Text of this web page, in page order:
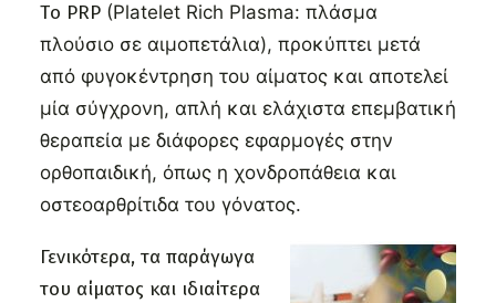
Tο PRP (Platelet Rich Plasma: πλάσμα
πλούσιο σε αιμοπετάλια), προκύπτει μετά
από φυγοκέντρηση του αίματος και αποτελεί
μία σύγχρονη, απλή και ελάχιστα επεμβατική
θεραπεία με διάφορες εφαρμογές στην
ορθοπαιδική, όπως η χονδροπάθεια και
οστεοαρθρίτιδα του γόνατος.
Γενικότερα, τα παράγωγα
του αίματος και ιδιαίτερα